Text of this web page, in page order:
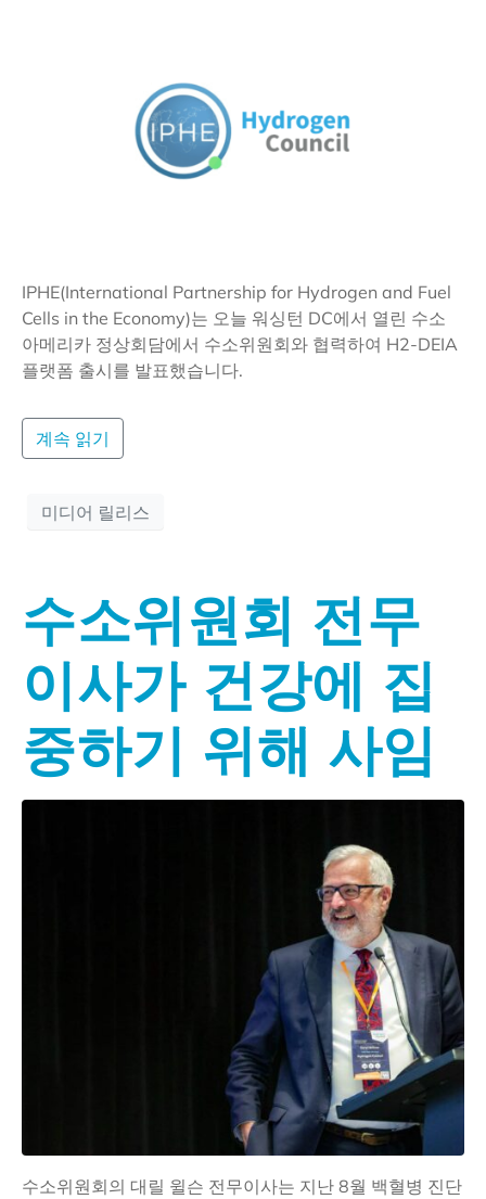
IPHE(International Partnership for Hydrogen and Fuel
Cells in the Economy)는 오늘 워싱턴 DC에서 열린 수소
아메리카 정상회담에서 수소위원회와 협력하여 H2-DEIA
플랫폼 출시를 발표했습니다.
계속 읽기
미디어 릴리스
수소위원회 전무
이사가 건강에 집
중하기 위해 사임
수소위원회의 대릴 윌슨 전무이사는 지난 8월 백혈병 진단